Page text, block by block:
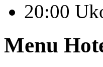
20:00
Menu